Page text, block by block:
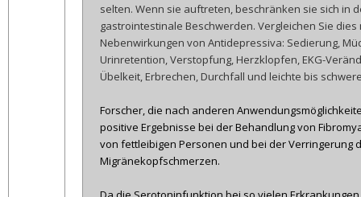
selten. Wenn sie auftreten, beschränken sie sich in
gastrointestinale Beschwerden. Vergleichen Sie
Nebenwirkungen von Antidepressiva: Sedierung,
Urinretention, Verstopfung, Herzklopfen, EKG-
Übelkeit, Erbrechen, Durchfall und leichte bis
Forscher, die nach anderen
positive Ergebnisse bei der Behandlung von
von fettleibigen Personen und bei der Verringerung
Migränekopfschmerzen.